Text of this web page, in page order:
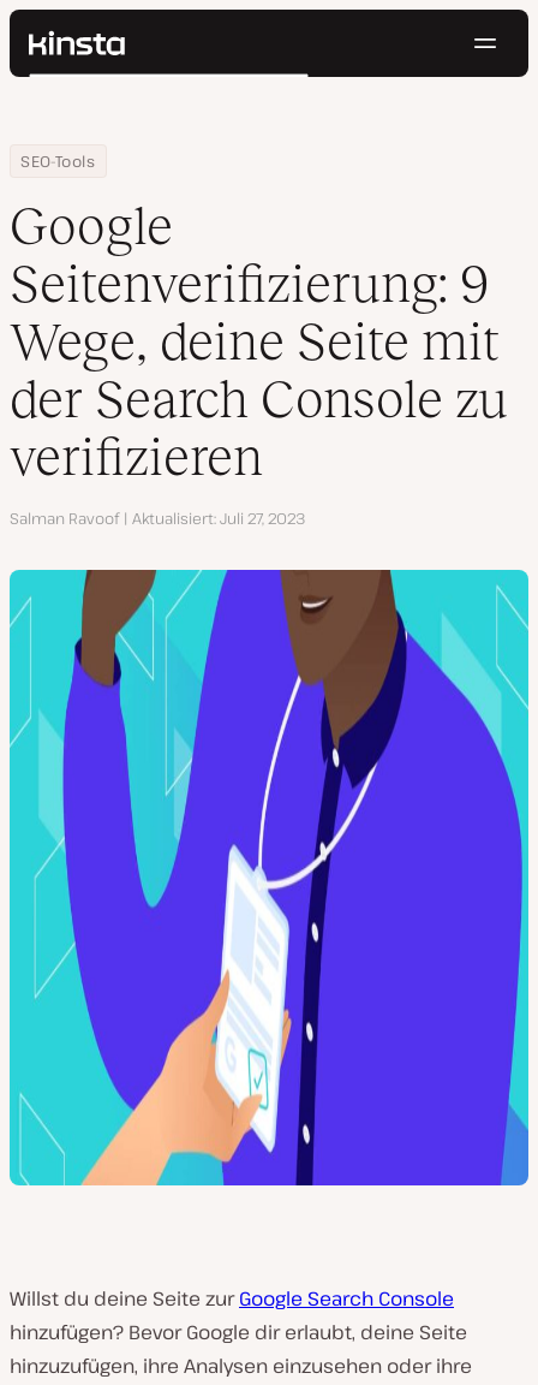
Kinsta®
Preise
Kontakt
Suchen
Home
Ressourcen Center
SEO-Tools
Google Seitenverifizierung: 9 Wege, deine Seite mit der Search
Google
Seitenverifizierung: 9
Wege, deine Seite mit
der Search Console zu
verifizieren
Autor
Salman Ravoof Aktualisiert Juli 27, 2023
Willst du deine Seite zurGoogle Search Console
hinzufügen? Bevor Google dir erlaubt, deine Seite
hinzuzufügen, ihre Analysen einzusehen oder ihre